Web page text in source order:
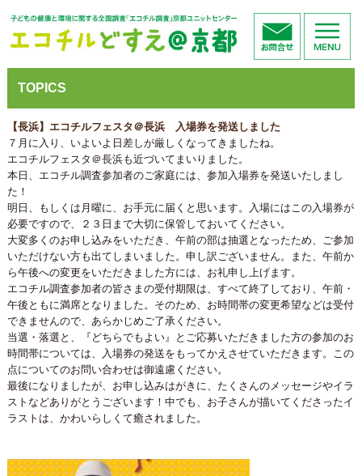
TOPICS
【長浜】エコチルフェスタ＠長浜 入場券を発送しました
７月に入り、いよいよ日差しが厳しくなってきましたね。
エコチルフェスタ＠長浜も近づいてまいりました。
本日、エコチル調査参加者のご家庭には、参加入場券を発送いたしまし
た！
明日、もしくは月曜に、お手元に届くと思います。入場にはこの入場券が
必要ですので、２３日まで大切に保管しておいてください。
大変多くのお申し込みをいただき、午前の部は抽選となったため、ご参加
いただけない方も出てしまいました。申し訳ございません。また、午前か
ら午後への変更をいただきました方には、お礼申し上げます。
エコチル調査参加者の皆さまの受付期限は、すべて終了しており、午前・
午後ともに満席となりました。そのため、お時間帯の変更希望などは受付
できませんので、あらかじめご了承ください。
当選・落選と、『どちらでもよい』とご応募いただきました方の参加のお
時間帯については、入場券の発送をもってかえさせていただきます。この
点についてのお問い合わせは御遠慮ください。
最後になりましたが、お申し込みはがきに、たくさんのメッセージやイラ
ストなどありがとうございます！中でも、お子さんが描いてくださったイ
ラストは、かわいらしくて癒されました。